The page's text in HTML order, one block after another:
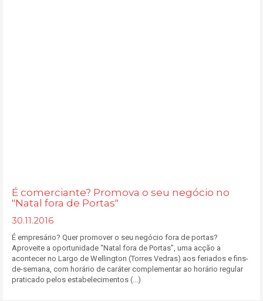
É comerciante? Promova o seu negócio no
"Natal fora de Portas"
30.11.2016
É empresário? Quer promover o seu negócio fora de portas?
Aproveite a oportunidade “Natal fora de Portas”, uma acção a
acontecer no Largo de Wellington (Torres Vedras) aos feriados e fins-
de-semana, com horário de caráter complementar ao horário regular
praticado pelos estabelecimentos (...)